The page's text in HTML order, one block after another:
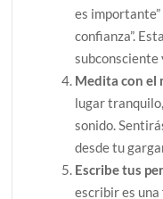
es
confianza”.
Medita con el
lugar
sonido.
desde tu
Escribe tus
escribir es